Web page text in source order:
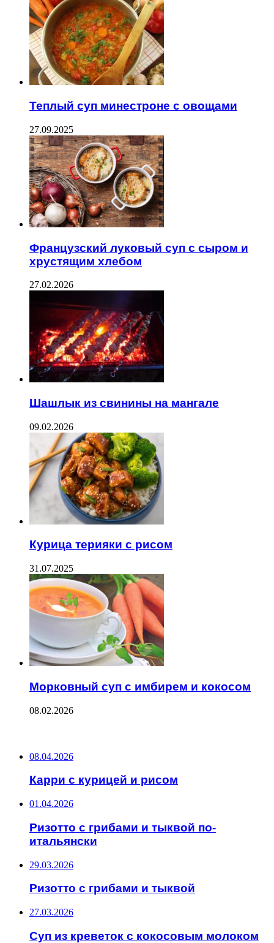
Теплый суп минестроне с овощами
27.09.2025
Французский луковый суп с сыром и
хрустящим хлебом
27.02.2026
Шашлык из свинины на мангале
09.02.2026
Курица терияки с рисом
31.07.2025
Морковный суп с имбирем и кокосом
08.02.2026
08.04.2026
Карри с курицей и рисом
01.04.2026
Ризотто с грибами и тыквой по-
итальянски
29.03.2026
Ризотто с грибами и тыквой
27.03.2026
Суп из креветок с кокосовым молоком